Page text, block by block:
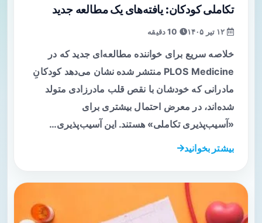
تکاملی کودکان: یافته‌های یک مطالعه جدید
خلاصه سریع برای خواننده مطالعه‌ای جدید که در
PLOS Medicine منتشر شده نشان می‌دهد کودکانِ
مادرانی که خودشان با نقص قلب مادرزادی متولد
شده‌اند، در معرض احتمال بیشتری برای
«آسیب‌پذیری تکاملی» هستند. این آسیب‌پذیری…
بیشتر بخوانید